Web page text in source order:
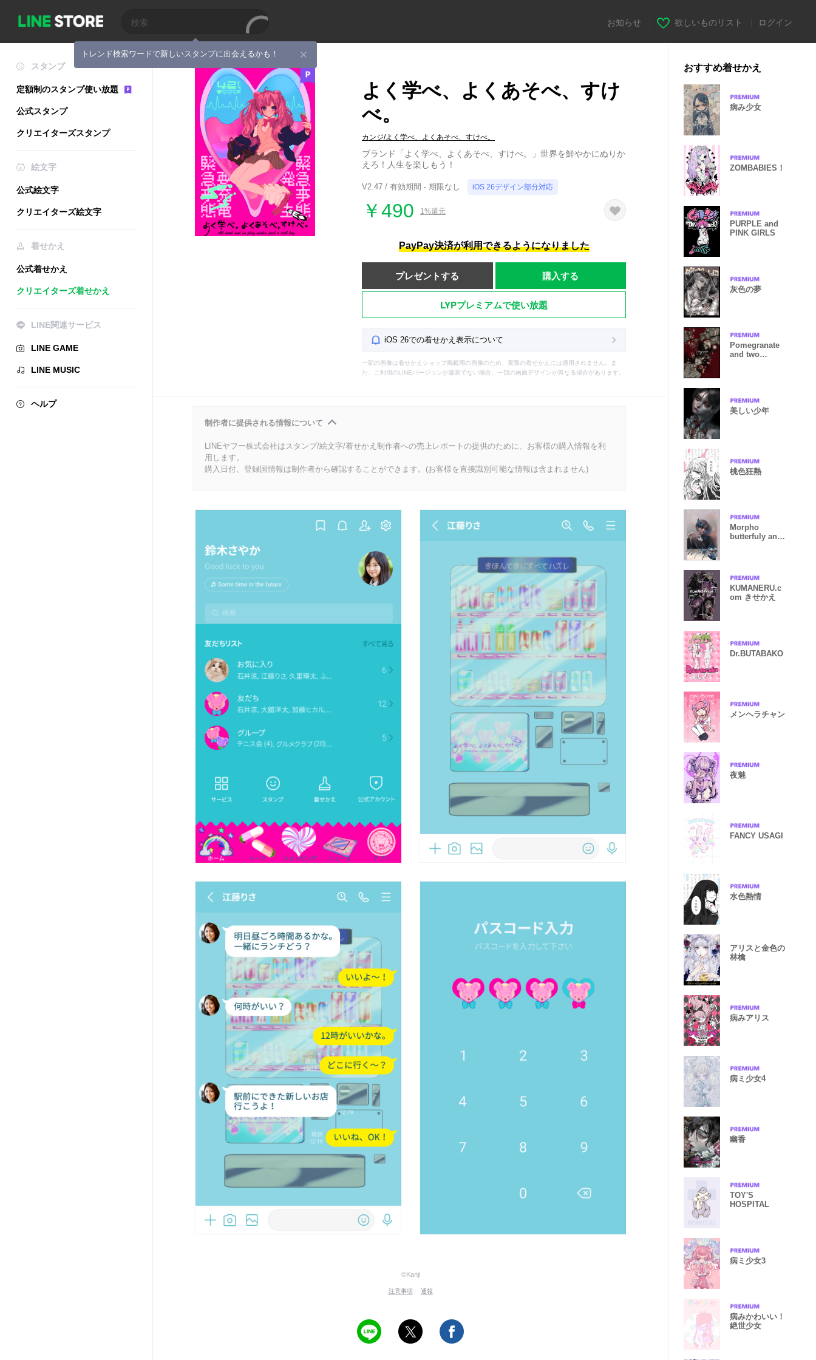
トレンド検索ワードで新しいスタンプに出会えるかも！
お知らせ 欲しいものリスト ログイン
スタンプ
定額制のスタンプ使い放題
公式スタンプ
クリエイターズスタンプ
絵文字
公式絵文字
クリエイターズ絵文字
着せかえ
公式着せかえ
クリエイターズ着せかえ
LINE関連サービス
LINE GAME
LINE MUSIC
ヘルプ
よく学べ、よくあそべ、すけ
べ。
カンジ/よく学べ、よくあそべ、すけべ。
ブランド「よく学べ、よくあそべ、すけべ。」世界を鮮やかにぬりか
えろ！人生を楽しもう！
V2.47 / 有効期間 - 期限なし iOS 26デザイン部分対応
￥490 1%還元
PayPay決済が利用できるようになりました
プレゼントする 購入する
LYPプレミアムで使い放題
iOS 26での着せかえ表示について
一部の画像は着せかえショップ掲載用の画像のため、実際の着せかえには適用されません。ま
た、ご利用のLINEバージョンが最新でない場合、一部の画面デザインが異なる場合があります。
制作者に提供される情報について
LINEヤフー株式会社はスタンプ/絵文字/着せかえ制作者への売上レポートの提供のために、お客様の購入情報を利
用します。
購入日付、登録国情報は制作者から確認することができます。(お客様を直接識別可能な情報は含まれません)
©Kanji
注意事項 通報
おすすめ着せかえ
病み少女
ZOMBABIES！
PURPLE and
PINK GIRLS
灰色の夢
Pomegranate
and two
美しい少年
桃色狂熱
Morpho
butterfuly and
KUMANERU.c
om きせかえ
Dr.BUTABAKO
メンヘラチャン
夜魅
FANCY USAGI
水色熱情
アリスと金色の
林檎
病みアリス
病ミ少女4
幽香
TOY'S
HOSPITAL
病ミ少女3
病みかわいい！
絶世少女